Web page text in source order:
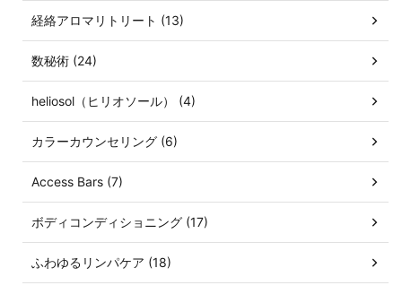
経絡アロマリトリート (13)
数秘術 (24)
heliosol（ヒリオソール） (4)
カラーカウンセリング (6)
Access Bars (7)
ボディコンディショニング (17)
ふわゆるリンパケア (18)